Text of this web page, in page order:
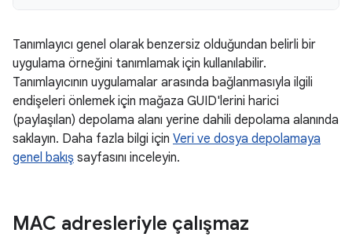
Tanımlayıcı genel olarak benzersiz olduğundan belirli bir
uygulama örneğini tanımlamak için kullanılabilir.
Tanımlayıcının uygulamalar arasında bağlanmasıyla ilgili
endişeleri önlemek için mağaza GUID'lerini harici
(paylaşılan) depolama alanı yerine dahili depolama alanında
saklayın. Daha fazla bilgi için Veri ve dosya depolamaya
genel bakış sayfasını inceleyin.
MAC adresleriyle çalışmaz